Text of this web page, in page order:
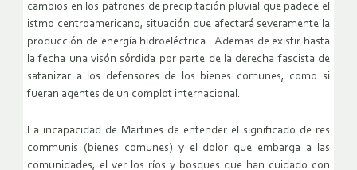
cambios en los patrones de precipitación pluvial que padece el
istmo centroamericano, situación que afectará severamente la
producción de energía hidroeléctrica . Ademas de existir hasta
la fecha una visón sórdida por parte de la derecha fascista de
satanizar a los defensores de los bienes comunes, como si
fueran agentes de un complot internacional.
La incapacidad de Martines de entender el significado de res
communis (bienes comunes) y el dolor que embarga a las
comunidades, el ver los ríos y bosques que han cuidado con